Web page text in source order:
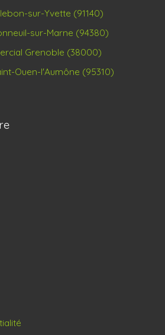
sur-Yvette (91140)
sur-Marne (94380)
Grenoble (38000)
Ouen-l'Aumône (95310)